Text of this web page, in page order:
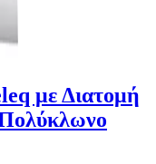
με Διατομή